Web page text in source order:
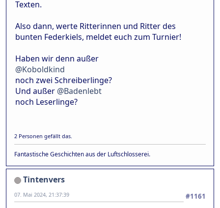
Texten.
Also dann, werte Ritterinnen und Ritter des
bunten Federkiels, meldet euch zum Turnier!
Haben wir denn außer
@Koboldkind
noch zwei Schreiberlinge?
Und außer @Badenlebt
noch Leserlinge?
2 Personen gefällt das.
Fantastische Geschichten aus der Luftschlosserei.
Tintenvers
#1161
07. Mai 2024, 21:37:39